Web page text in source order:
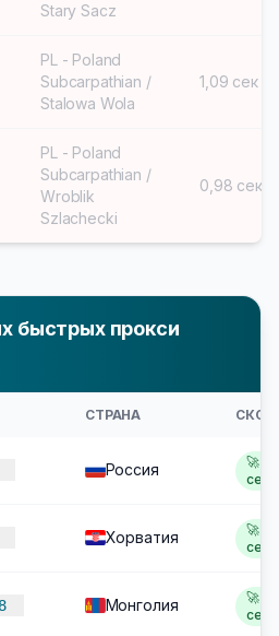
Stary Sacz
PL - Poland
Subcarpathian /
Stalowa Wola
1,09 сек
PL - Poland
Subcarpathian /
Wroblik
Szlachecki
0,98 сек
быстрых прокси
СТРАНА
Россия
🚀
сек
Хорватия
🚀
сек
Монголия
🚀
сек